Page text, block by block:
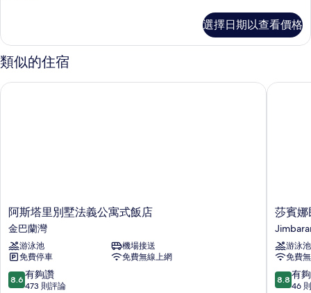
的
詳
情
選擇日期以查看價格
類似的住宿
阿
斯
塔
里
別
墅
法
阿斯塔里別墅法義公寓式飯店
金巴蘭灣
游泳池
機場接送
免費停車
免費無線上網
8.6
分，
8.6 有夠讚
473 則評論
阿斯塔里別墅法義公寓式飯店
莎
賓
娜
民
宿
飯
店
莎賓娜
游泳池
免費
8.8
分，
8.8 有
46
莎賓娜